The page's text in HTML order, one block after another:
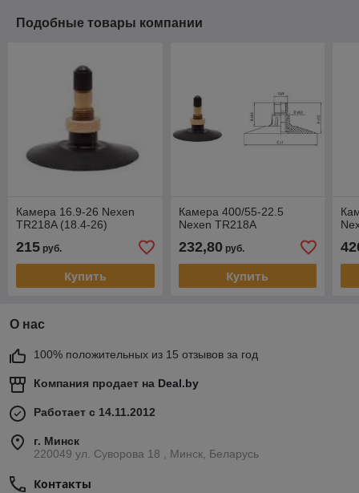
Подобные товары компании
Камера 16.9-26 Nexen
TR218A (18.4-26)
215 руб.
Купить
Камера 400/55-22.5
Nexen TR218A
232,80руб.
Купить
О нас
100% положительных из 15 отзывов за год
Компания продает на Deal.by
Работает с 14.11.2012
г. Минск
220049 ул. Суворова 18 , Минск, Беларусь
Контакты